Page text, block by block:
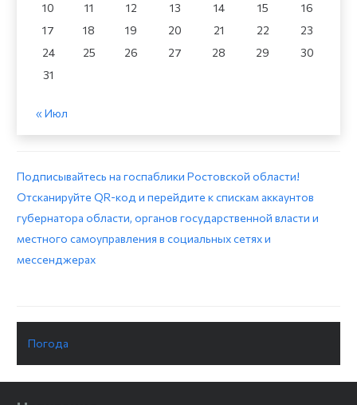
10
11 12 13 14 15
16
17
18 19 20 21 22
23
24
25 26 27 28 29
30
31
« Июл
Подписывайтесь на госпаблики Ростовской области!
Отсканируйте QR-код и перейдите к спискам аккаунтов
губернатора области, органов государственной власти и
местного самоуправления в социальных сетях и
мессенджерах
Погода